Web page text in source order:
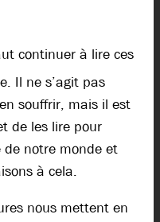
continuer à lire ces
Il ne s’agit pas
souffrir, mais il est
de les lire pour
notre monde et
à cela.
nous mettent en